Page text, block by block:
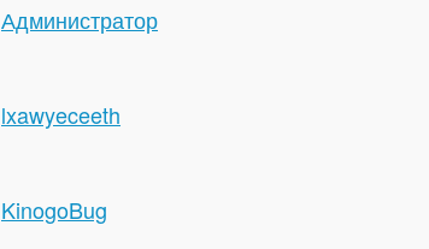
Администратор
lxawyeceeth
KinogoBug